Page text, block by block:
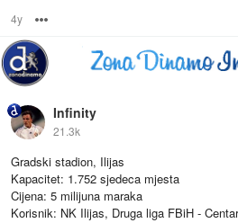
4y
Infinity
21.3k
Gradski stadion, Ilijas
Kapacitet: 1.752 sjedeca mjesta
Cijena: 5 milijuna maraka
Korisnik: NK Ilijas, Druga liga FBiH -